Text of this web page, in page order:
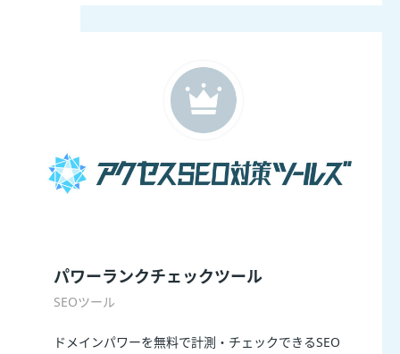
パワーランクチェックツール
SEOツール
ドメインパワーを無料で計測・チェックできるSEO